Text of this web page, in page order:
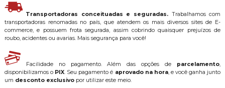
Transportadoras conceituadas e seguradas. Trabalhamos com
transportadoras renomadas no país, que atendem os mais diversos sites de E-
commerce, e possuem frota segurada, assim cobrindo quaisquer prejuízos de
roubo, acidentes ou avarias. Mais segurança para você!
Facilidade no pagamento. Além das opções de parcelamento,
disponibilizamos o PIX. Seu pagamento é aprovado na hora, e você ganha junto
um desconto exclusivopor utilizar este meio.